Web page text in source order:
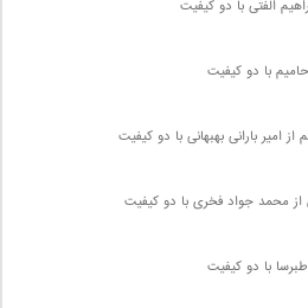
الفتی با دو کیفیت
با دو کیفیت
از امیر بارانی بهبهانی با دو کیفیت
از محمد جواد فخری با دو کیفیت
با دو کیفیت